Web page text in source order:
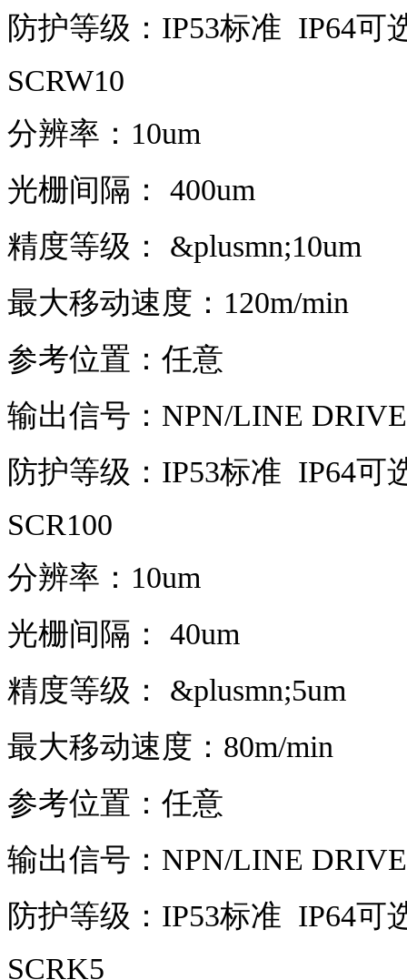
防护等级：IP53标准 IP64可
SCRW10
分辨率：10um
光栅间隔： 400um
精度等级： &plusmn;10um
最大移动速度：120m/min
参考位置：任意
输出信号：NPN/LINE
防护等级：IP53标准 IP64可
SCR100
分辨率：10um
光栅间隔： 40um
精度等级： &plusmn;5um
最大移动速度：80m/min
参考位置：任意
输出信号：NPN/LINE
防护等级：IP53标准 IP64可
SCRK5